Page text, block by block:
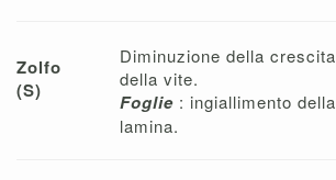
Zolfo
(S)
Diminuzione della crescita
della vite.
Foglie : ingiallimento della
lamina.